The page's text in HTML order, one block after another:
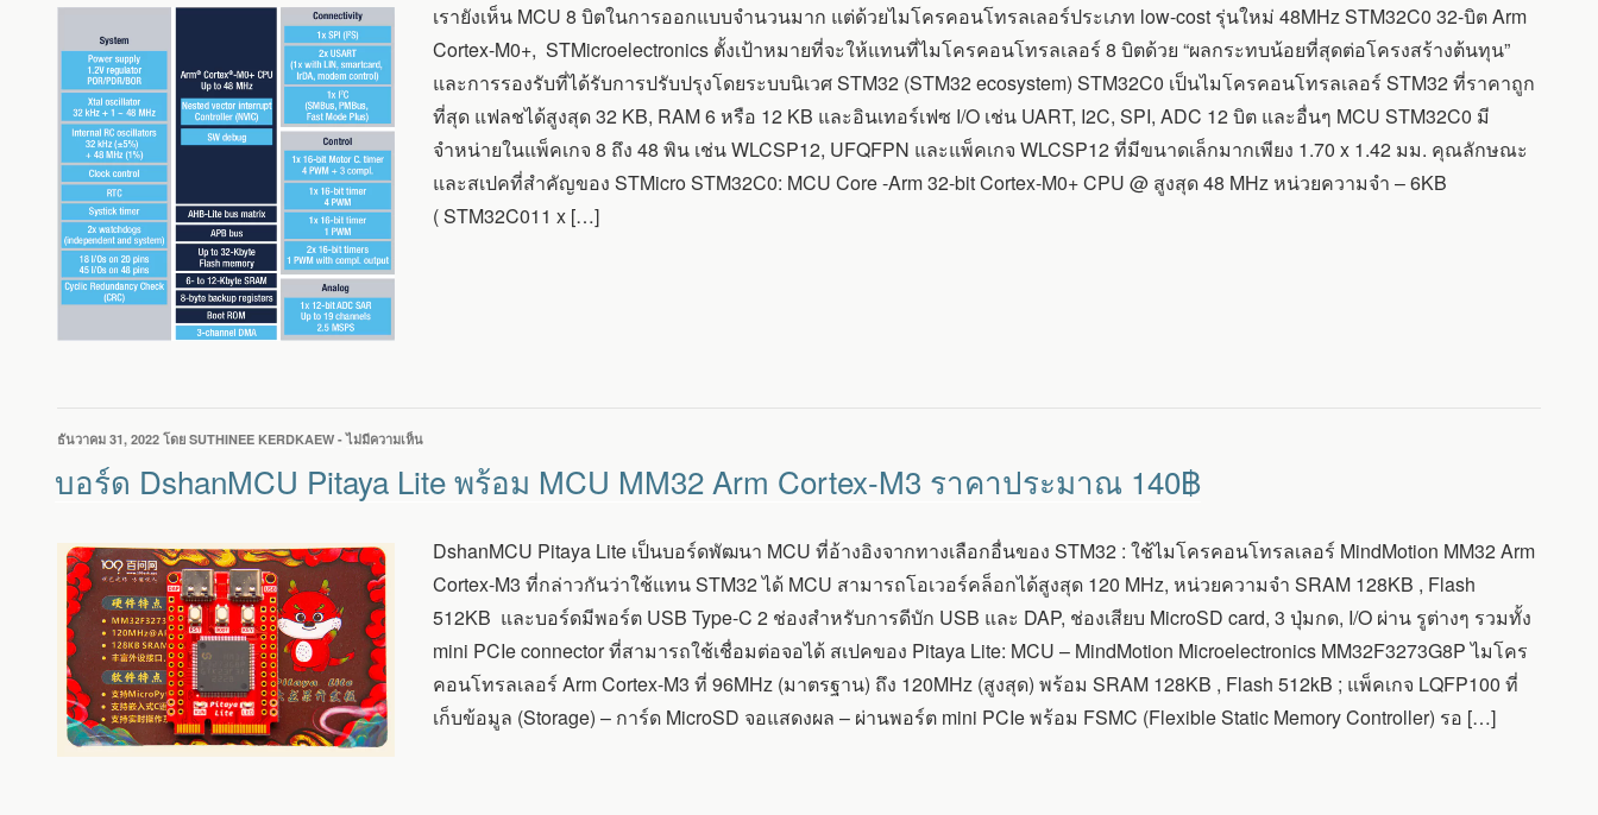
บิต
ราคา
ถูก
เพื่อ
แทนที่
MCU
เรายังเห็น MCU 8 บิตในการออกแบบจำนวนมาก แต่ด้วยไมโครคอนโทรลเลอร์ประเภท low-cost รุ่นใหม่ 48MHz STM32C0 32-บิต Arm
Cortex-M0+, STMicroelectronics ตั้งเป้าหมายที่จะให้แทนที่ไมโครคอนโทรลเลอร์ 8 บิตด้วย “ผลกระทบน้อยที่สุดต่อโครงสร้างต้นทุน”
และการรองรับที่ได้รับการปรับปรุงโดยระบบนิเวศ STM32 (STM32 ecosystem) STM32C0 เป็นไมโครคอนโทรลเลอร์ STM32 ที่ราคาถูก
ที่สุด แฟลชได้สูงสุด 32 KB, RAM 6 หรือ 12 KB และอินเทอร์เฟซ I/O เช่น UART, I2C, SPI, ADC 12 บิต และอื่นๆ MCU STM32C0 มี
จำหน่ายในแพ็คเกจ 8 ถึง 48 พิน เช่น WLCSP12, UFQFPN และแพ็คเกจ WLCSP12 ที่มีขนาดเล็กมากเพียง 1.70 x 1.42 มม. คุณลักษณะ
และสเปคที่สำคัญของ STMicro STM32C0: MCU Core -Arm 32-bit Cortex-M0+ CPU @ สูงสุด 48 MHz หน่วยความจำ – 6KB
( STM32C011 x […]
เขียน
ที่
ธันวาคม 31, 2022 โดย SUTHINEE KERDKAEW -ไม่มีความเห็น
DSHANMCU
พร้อม
MCU
MM32
ARM
CORTEX-
ราคา
ประมาณ
บอร์ด DshanMCU Pitaya Lite พร้อม MCU MM32 Arm Cortex-M3 ราคาประมาณ 140฿
DshanMCU Pitaya Lite เป็นบอร์ดพัฒนา MCU ที่อ้างอิงจากทางเลือกอื่นของ STM32 : ใช้ไมโครคอนโทรลเลอร์ MindMotion MM32 Arm
Cortex-M3 ที่กล่าวกันว่าใช้แทน STM32 ได้ MCU สามารถโอเวอร์คล็อกได้สูงสุด 120 MHz, หน่วยความจำ SRAM 128KB , Flash
512KB และบอร์ดมีพอร์ต USB Type-C 2 ช่องสำหรับการดีบัก USB และ DAP, ช่องเสียบ MicroSD card, 3 ปุ่มกด, I/O ผ่าน รูต่างๆ รวมทั้ง
mini PCIe connector ที่สามารถใช้เชื่อมต่อจอได้ สเปคของ Pitaya Lite: MCU – MindMotion Microelectronics MM32F3273G8P ไมโคร
คอนโทรลเลอร์ Arm Cortex-M3 ที่ 96MHz (มาตรฐาน) ถึง 120MHz (สูงสุด) พร้อม SRAM 128KB , Flash 512kB ; แพ็คเกจ LQFP100 ที่
เก็บข้อมูล (Storage) – การ์ด MicroSD จอแสดงผล – ผ่านพอร์ต mini PCIe พร้อม FSMC (Flexible Static Memory Controller) รอ […]